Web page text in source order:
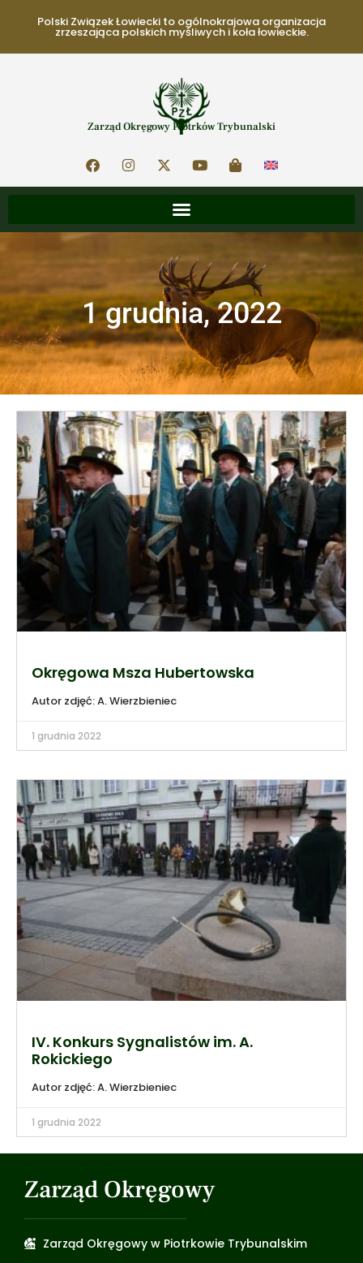
Polski Związek Łowiecki to ogólnokrajowa organizacja
zrzeszająca polskich myśliwych i koła łowieckie.
Zarząd Okręgowy Piotrków Trybunalski
1 grudnia, 2022
Okręgowa Msza Hubertowska
Autor zdjęć: A. Wierzbieniec
1 grudnia 2022
IV. Konkurs Sygnalistów im. A.
Rokickiego
Autor zdjęć: A. Wierzbieniec
1 grudnia 2022
Zarząd Okręgowy
Zarząd Okręgowy w Piotrkowie Trybunalskim